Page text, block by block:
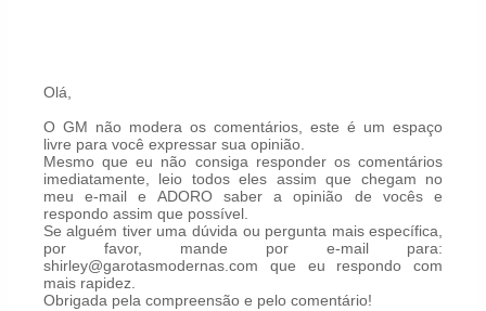
Olá,
O GM não modera os comentários, este é um espaço
livre para você expressar sua opinião.
Mesmo que eu não consiga responder os comentários
imediatamente, leio todos eles assim que chegam no
meu e-mail e ADORO saber a opinião de vocês e
respondo assim que possível.
Se alguém tiver uma dúvida ou pergunta mais específica,
por favor, mande por e-mail para:
shirley@garotasmodernas.com que eu respondo com
mais rapidez.
Obrigada pela compreensão e pelo comentário!